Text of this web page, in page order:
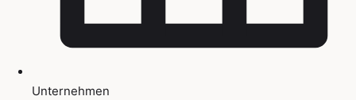
Unternehmen